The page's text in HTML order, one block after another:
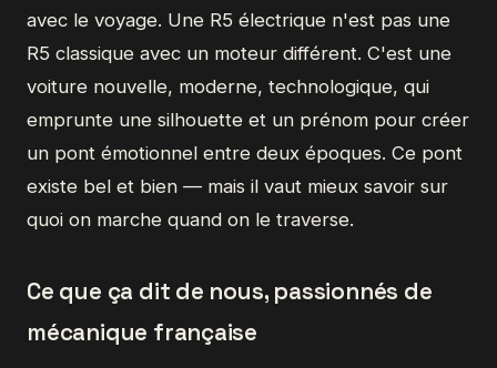
avec le voyage. Une R5 électrique n'est pas une
R5 classique avec un moteur différent. C'est une
voiture nouvelle, moderne, technologique, qui
emprunte une silhouette et un prénom pour créer
un pont émotionnel entre deux époques. Ce pont
existe bel et bien — mais il vaut mieux savoir sur
quoi on marche quand on le traverse.
Ce que ça dit de nous, passionnés de
mécanique française